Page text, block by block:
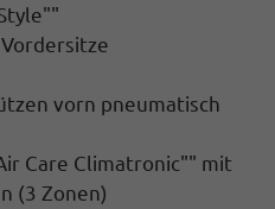
vorn pneumatisch
Care Climatronic"" mit
(3 Zonen)